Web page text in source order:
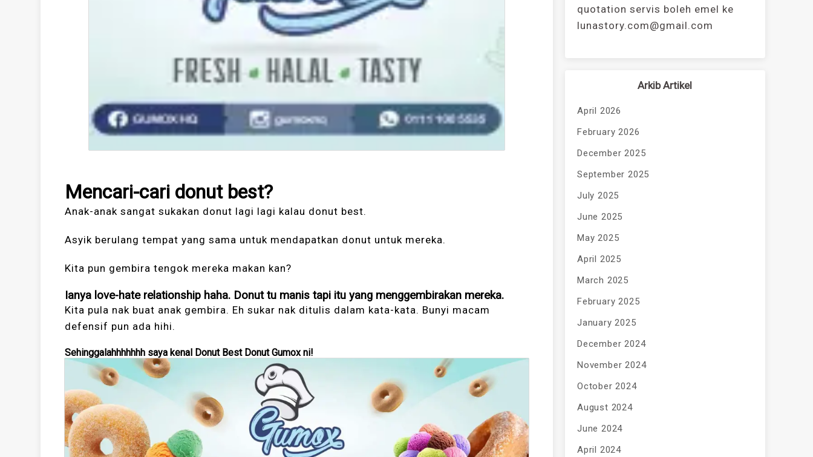
Mencari-cari donut best?
Anak-anak sangat sukakan donut lagi lagi kalau donut best.
Asyik berulang tempat yang sama untuk mendapatkan donut untuk mereka.
Kita pun gembira tengok mereka makan kan?
Ianya love-hate relationship haha. Donut tu manis tapi itu yang menggembirakan mereka.
Kita pula nak buat anak gembira. Eh sukar nak ditulis dalam kata-kata. Bunyi macam
defensif pun ada hihi.
Sehinggalahhhhhhh saya kenal Donut Best Donut Gumox ni!
quotation servis boleh emel ke
lunastory.com@gmail.com
Arkib Artikel
April 2026
February 2026
December 2025
September 2025
July 2025
June 2025
May 2025
April 2025
March 2025
February 2025
January 2025
December 2024
November 2024
October 2024
August 2024
June 2024
April 2024